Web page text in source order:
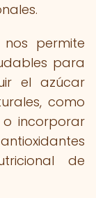
permite
para
el azúcar
como
incorporar
de